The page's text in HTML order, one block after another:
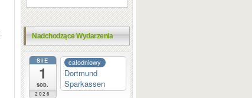
Nadchodzące Wydarzenia
SIE
1
sob.
2026
całodniowy
Dortmund
Sparkassen